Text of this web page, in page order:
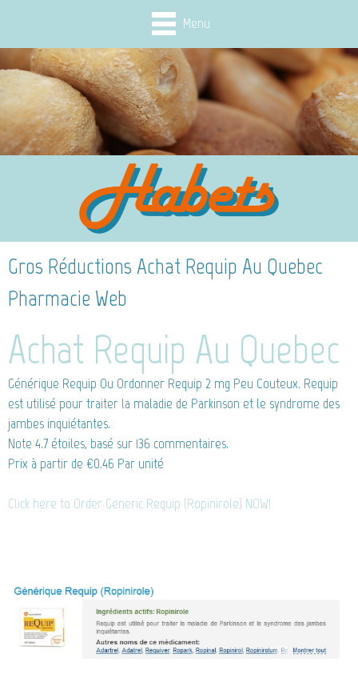
Menu
Gros Réductions Achat Requip Au Quebec
Pharmacie Web
Achat Requip Au Quebec
Générique Requip Ou Ordonner Requip 2 mg Peu Couteux. Requip
est utilisé pour traiter la maladie de Parkinson et le syndrome des
jambes inquiétantes.
Note 4.7 étoiles, basé sur 136 commentaires.
Prix à partir de €0.46 Par unité
Click here to Order Generic Requip (Ropinirole) NOW!